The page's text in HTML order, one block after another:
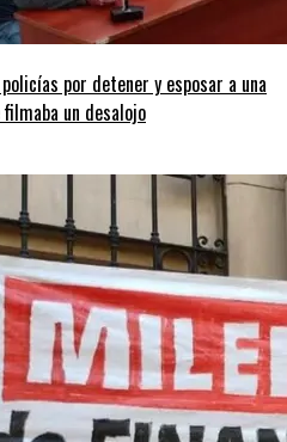
por detener y esposar a una
un desalojo